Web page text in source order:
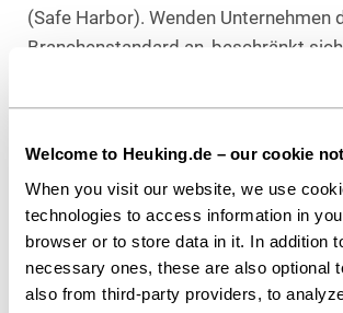
Welcome to Heuking.de – our cookie
When you visit our website, we use
technologies to access information in
browser or to store data in it. In addition
necessary ones, these are also optional
also from third-party providers, to
(Safe Harbor). Wenden Unternehmen
Branchenstandard an, beschränkt
Voraussetzungen auf Vorsatz und
Öffentliche Sanktionen
Zur Durchsetzung der
Sorgfaltspflichten wird ein
Berichtsverfahren diskutiert. Die
Bundesbehörde kann bei einem